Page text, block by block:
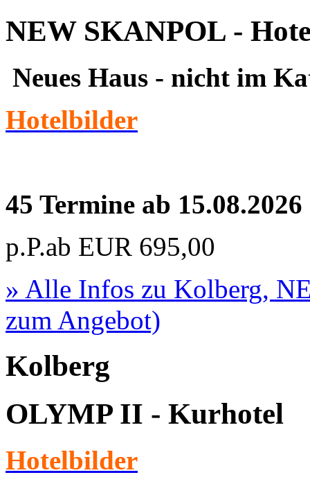
NEW SKANPOL -
Neues Haus - nicht im
Hotelbilder
45 Termine ab 15.08.2026
p.P.ab EUR 695,00
» Alle Infos zu Kolberg,
zum Angebot)
Kolberg
OLYMP II - Kurhotel
Hotelbilder